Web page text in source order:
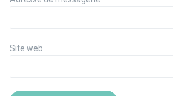
Site web